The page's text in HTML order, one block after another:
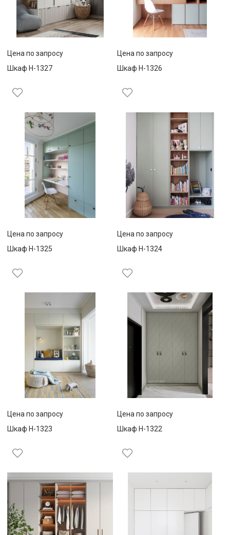
Цена по запросу
Шкаф Н-1327
Цена по запросу
Шкаф Н-1326
Цена по запросу
Шкаф Н-1325
Цена по запросу
Шкаф Н-1324
Цена по запросу
Шкаф Н-1323
Цена по запросу
Шкаф Н-1322